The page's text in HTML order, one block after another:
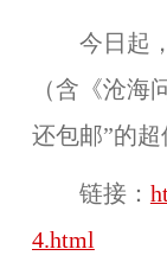
今日起，
（含《沧海
还包邮”的超
链接：
4.html